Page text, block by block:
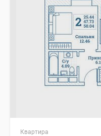
Квартира